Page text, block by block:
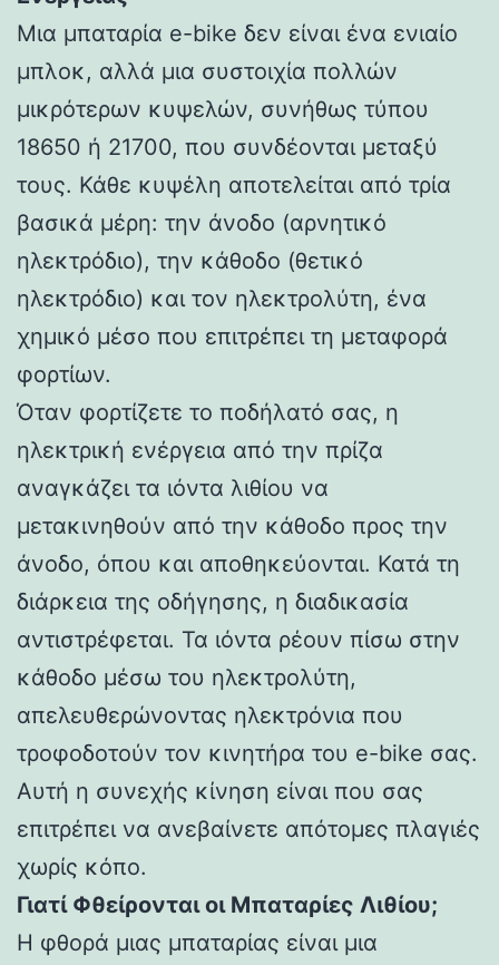
Μια μπαταρία e-bike δεν είναι ένα ενιαίο
μπλοκ, αλλά μια συστοιχία πολλών
μικρότερων κυψελών, συνήθως τύπου
18650 ή 21700, που συνδέονται μεταξύ
τους. Κάθε κυψέλη αποτελείται από τρία
βασικά μέρη: την άνοδο (αρνητικό
ηλεκτρόδιο), την κάθοδο (θετικό
ηλεκτρόδιο) και τον ηλεκτρολύτη, ένα
χημικό μέσο που επιτρέπει τη μεταφορά
φορτίων.
Όταν φορτίζετε το ποδήλατό σας, η
ηλεκτρική ενέργεια από την πρίζα
αναγκάζει τα ιόντα λιθίου να
μετακινηθούν από την κάθοδο προς την
άνοδο, όπου και αποθηκεύονται. Κατά τη
διάρκεια της οδήγησης, η διαδικασία
αντιστρέφεται. Τα ιόντα ρέουν πίσω στην
κάθοδο μέσω του ηλεκτρολύτη,
απελευθερώνοντας ηλεκτρόνια που
τροφοδοτούν τον κινητήρα του e-bike σας.
Αυτή η συνεχής κίνηση είναι που σας
επιτρέπει να ανεβαίνετε απότομες πλαγιές
χωρίς κόπο.
Γιατί Φθείρονται οι Μπαταρίες Λιθίου;
Η φθορά μιας μπαταρίας είναι μια